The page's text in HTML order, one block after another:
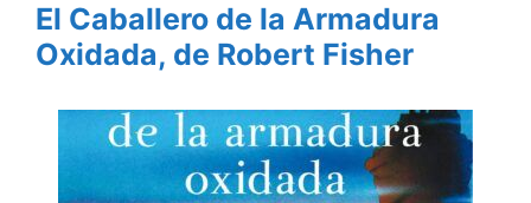
El Caballero de la Armadura
Oxidada, de Robert Fisher